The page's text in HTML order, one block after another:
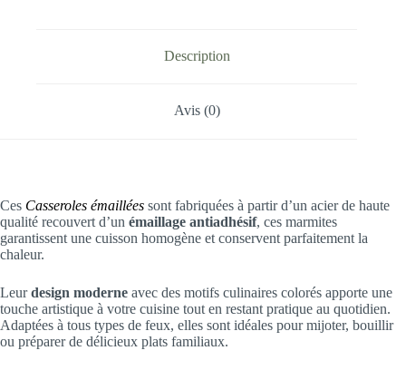
Description
Avis (0)
Ces Casseroles émaillées sont fabriquées à partir d’un acier de haute
qualité recouvert d’un émaillage antiadhésif, ces marmites
garantissent une cuisson homogène et conservent parfaitement la
chaleur.
Leurdesign moderne avec des motifs culinaires colorés apporte une
touche artistique à votre cuisine tout en restant pratique au quotidien.
Adaptées à tous types de feux, elles sont idéales pour mijoter, bouillir
ou préparer de délicieux plats familiaux.